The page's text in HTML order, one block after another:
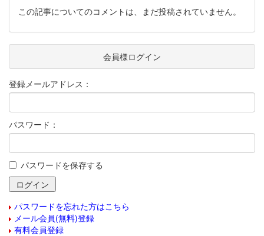
この記事についてのコメントは、まだ投稿されていません。
会員様ログイン
登録メールアドレス：
パスワード：
パスワードを保存する
パスワードを忘れた方はこちら
メール会員(無料)登録
有料会員登録